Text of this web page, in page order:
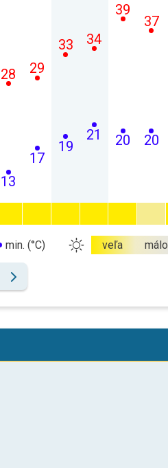
13
28
17
29
19
33
21
34
20
39
20
37
min. (°C) veľa málo